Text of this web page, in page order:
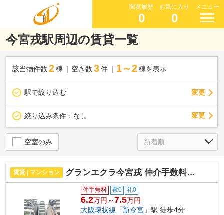
閲覧履歴
0
お気に入り
0
メニュー
今宮戎駅周辺の賃貸一覧
該当物件数 2棟 空き数 3 件 1～2 棟を表示
駅で絞り込む 変更
絞り込み条件： なし 変更
空室のみ
賃貸 | マンション グランエクラ今宮戎 仲介手数料無料
仲手無料 敷0 礼0
6.2万円～7.5万円
大阪環状線 「新今宮 」駅 徒歩4分